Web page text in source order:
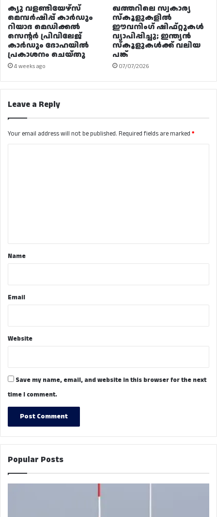
ക്യു വളണ്ടിയേഴ്‌സ്
മെമ്പർഷിപ്പ് കാർഡും
റിയാദ മെഡിക്കൽ
സെന്റർ പ്രിവിലേജ്
കാർഡും ദോഹയിൽ
പ്രകാശനം ചെയ്തു
4 weeks ago
ഖത്തറിലെ സ്വകാര്യ
സ്കൂളുകളിൽ
ഈവനിംഗ് ഷിഫ്റ്റുകൾ
വ്യാപിപ്പിച്ചു; ഇന്ത്യൻ
സ്കൂളുകൾക്ക് വലിയ
പങ്ക്
07/07/2026
Leave a Reply
Your email address will not be published. Required fields are marked *
*Name
Email
Website
Save my name, email, and website in this browser for the next
time I comment.
Popular Posts